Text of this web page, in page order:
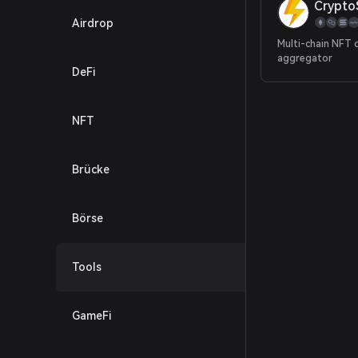
Airdrop
DeFi
NFT
Brücke
Börse
Tools
GameFi
Multi-chain NFT
aggregator